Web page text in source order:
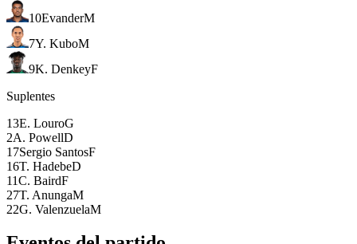
10EvanderM
7Y. KuboM
9K. DenkeyF
Suplentes
13E. LouroG
2A. PowellD
17Sergio SantosF
16T. HadebeD
11C. BairdF
27T. AnungaM
22G. ValenzuelaM